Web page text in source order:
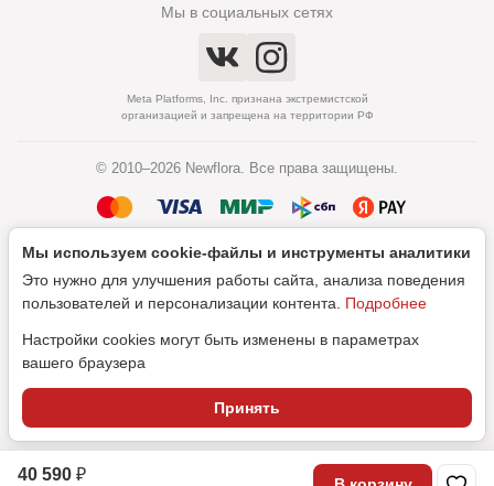
40 590 ₽
Мы в социальных сетях
Meta Platforms, Inc. признана экстремистской
организацией и запрещена на территории РФ
© 2010–2026 Newflora. Все права защищены.
Политика обработки персональных данных
Согласие на обработку персональных данных
SEO-продвижение
Мы используем cookie‑файлы и инструменты аналитики
Это нужно для улучшения работы сайта, анализа поведения
пользователей и персонализации контента. Подробнее
Настройки cookies могут быть изменены в параметрах
вашего браузера
Принять